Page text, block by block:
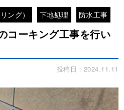
ング） 下地処理 防水工事
コーキング工事を行い
投稿日：2024.11.11